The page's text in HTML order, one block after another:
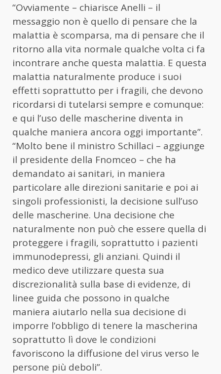
“Ovviamente – chiarisce Anelli – il
messaggio non è quello di pensare che la
malattia è scomparsa, ma di pensare che il
ritorno alla vita normale qualche volta ci fa
incontrare anche questa malattia. E questa
malattia naturalmente produce i suoi
effetti soprattutto per i fragili, che devono
ricordarsi di tutelarsi sempre e comunque:
e qui l’uso delle mascherine diventa in
qualche maniera ancora oggi importante”.
“Molto bene il ministro Schillaci – aggiunge
il presidente della Fnomceo – che ha
demandato ai sanitari, in maniera
particolare alle direzioni sanitarie e poi ai
singoli professionisti, la decisione sull’uso
delle mascherine. Una decisione che
naturalmente non può che essere quella di
proteggere i fragili, soprattutto i pazienti
immunodepressi, gli anziani. Quindi il
medico deve utilizzare questa sua
discrezionalità sulla base di evidenze, di
linee guida che possono in qualche
maniera aiutarlo nella sua decisione di
imporre l’obbligo di tenere la mascherina
soprattutto lì dove le condizioni
favoriscono la diffusione del virus verso le
persone più deboli”.